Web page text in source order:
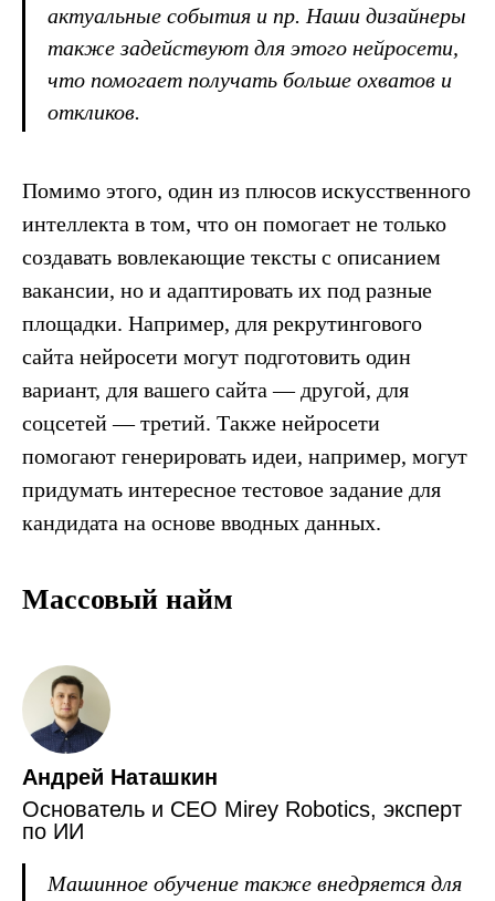
актуальные события и пр. Наши дизайнеры
также задействуют для этого нейросети,
что помогает получать больше охватов и
откликов.
Помимо этого, один из плюсов искусственного
интеллекта в том, что он помогает не только
создавать вовлекающие тексты с описанием
вакансии, но и адаптировать их под разные
площадки. Например, для рекрутингового
сайта нейросети могут подготовить один
вариант, для вашего сайта — другой, для
соцсетей — третий. Также нейросети
помогают генерировать идеи, например, могут
придумать интересное тестовое задание для
кандидата на основе вводных данных.
Массовый найм
Андрей Наташкин
Основатель и СЕО Mirey Robotics, эксперт
по ИИ
Машинное обучение также внедряется для